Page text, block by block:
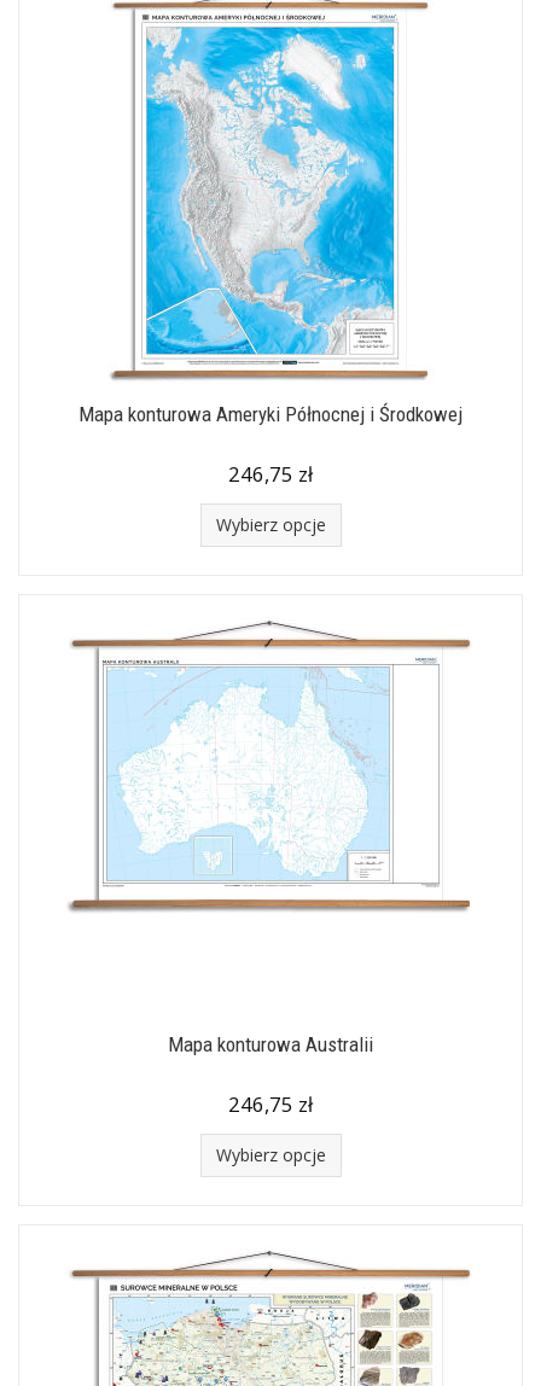
Mapa konturowa Ameryki Północnej i Środkowej
246,75 zł
Wybierz opcje
Mapa konturowa Australii
246,75 zł
Wybierz opcje